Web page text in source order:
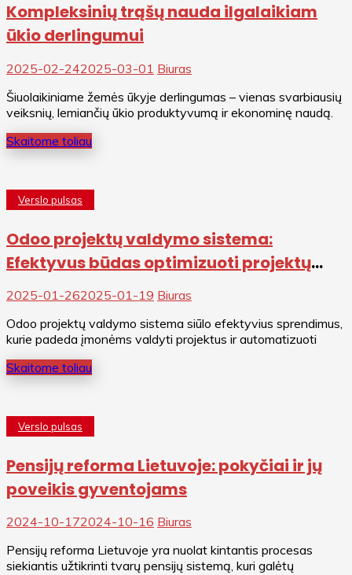
Kompleksinių trąšų nauda ilgalaikiam
ūkio derlingumui
2025-02-242025-03-01 Biuras
Šiuolaikiniame žemės ūkyje derlingumas – vienas svarbiausių
veiksnių, lemiančių ūkio produktyvumą ir ekonominę naudą.
Skaitome toliau
Verslo pulsas
Odoo projektų valdymo sistema:
Efektyvus būdas optimizuoti projektų
valdymą
2025-01-262025-01-19 Biuras
Odoo projektų valdymo sistema siūlo efektyvius sprendimus,
kurie padeda įmonėms valdyti projektus ir automatizuoti
Skaitome toliau
Verslo pulsas
Pensijų reforma Lietuvoje: pokyčiai ir jų
poveikis gyventojams
2024-10-172024-10-16 Biuras
Pensijų reforma Lietuvoje yra nuolat kintantis procesas
siekiantis užtikrinti tvarų pensijų sistemą, kuri galėtų